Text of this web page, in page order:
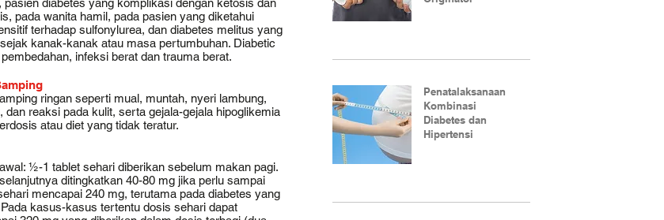
pasien diabetes yang komplikasi dengan ketosis dan
pada wanita hamil, pada pasien yang diketahui
terhadap sulfonylurea, dan diabetes melitus yang
kanak-kanak atau masa pertumbuhan. Diabetic
infeksi berat dan trauma berat.
ringan seperti mual, muntah, nyeri lambung,
dan reaksi pada kulit, serta gejala-gejala hipoglikemia
atau diet yang tidak teratur.
½-1 tablet sehari diberikan sebelum makan pagi.
ditingkatkan 40-80 mg jika perlu sampai
mencapai 240 mg, terutama pada diabetes yang
kasus-kasus tertentu dosis sehari dapat
Penatalaksanaan
Kombinasi
Diabetes dan
Hipertensi